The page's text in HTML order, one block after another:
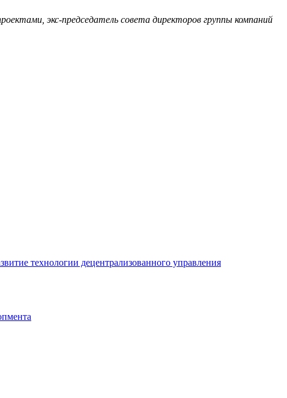
экс-председатель совета директоров группы компаний
технологии децентрализованного управления